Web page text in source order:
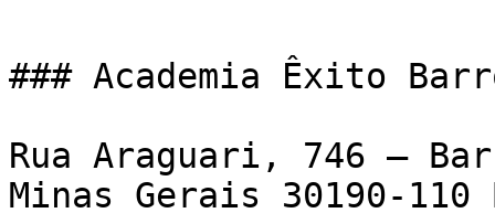
### Academia Êxito
Rua Araguari, 746 –
Minas Gerais 30190-